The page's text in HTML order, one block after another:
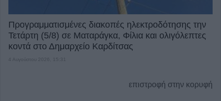
Προγραμματισμένες διακοπές ηλεκτροδότησης την
Τετάρτη (5/8) σε Ματαράγκα, Φίλια και ολιγόλεπτες
κοντά στο Δημαρχείο Καρδίτσας
4 Αυγούστου 2026, 15:31
επιστροφή στην κορυφή